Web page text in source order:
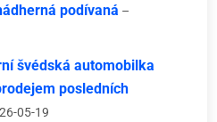
podívaná –
švédská automobilka
posledních
05-19